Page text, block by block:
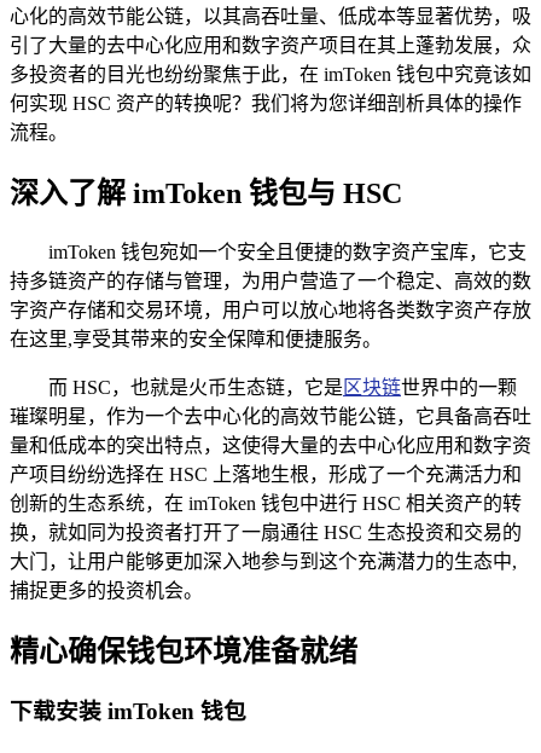
心化的高效节能公链，以其高吞吐量、低成本等显著优势，吸
引了大量的去中心化应用和数字资产项目在其上蓬勃发展，众
多投资者的目光也纷纷聚焦于此，在 imToken 钱包中究竟该如
何实现 HSC 资产的转换呢？我们将为您详细剖析具体的操作
流程。
深入了解 imToken 钱包与 HSC
imToken 钱包宛如一个安全且便捷的数字资产宝库，它支
持多链资产的存储与管理，为用户营造了一个稳定、高效的数
字资产存储和交易环境，用户可以放心地将各类数字资产存放
在这里,享受其带来的安全保障和便捷服务。
而 HSC，也就是火币生态链，它是 区块链世界中的一颗
璀璨明星，作为一个去中心化的高效节能公链，它具备高吞吐
量和低成本的突出特点，这使得大量的去中心化应用和数字资
产项目纷纷选择在 HSC 上落地生根，形成了一个充满活力和
创新的生态系统，在 imToken 钱包中进行 HSC 相关资产的转
换，就如同为投资者打开了一扇通往 HSC 生态投资和交易的
大门，让用户能够更加深入地参与到这个充满潜力的生态中,
捕捉更多的投资机会。
精心确保钱包环境准备就绪
下载安装 imToken 钱包